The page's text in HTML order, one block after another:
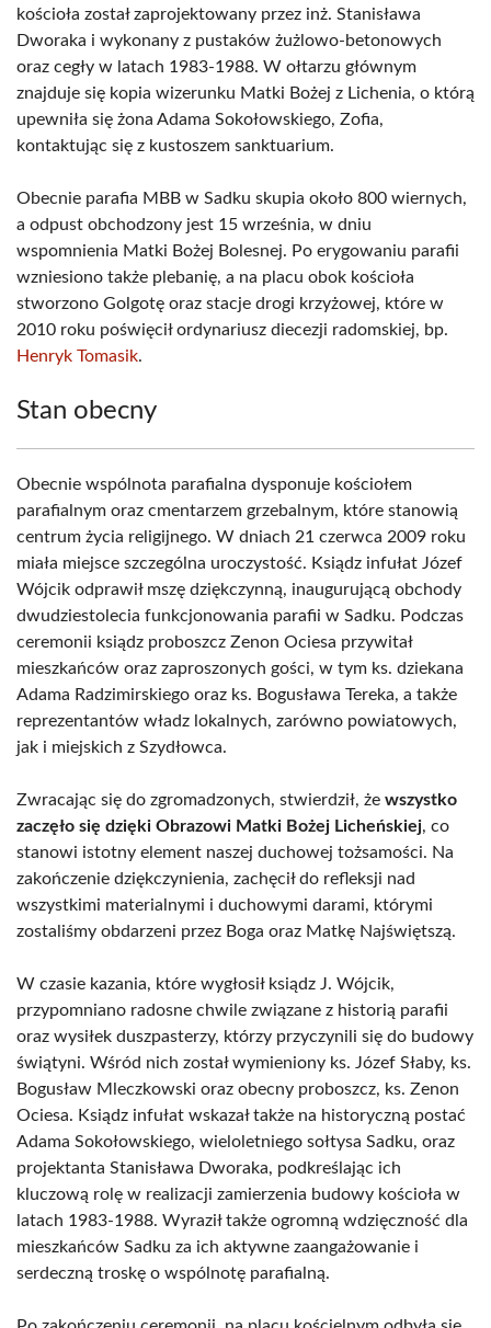
kościoła został zaprojektowany przez inż. Stanisława
Dworaka i wykonany z pustaków żużlowo-betonowych
oraz cegły w latach 1983-1988. W ołtarzu głównym
znajduje się kopia wizerunku Matki Bożej z Lichenia, o którą
upewniła się żona Adama Sokołowskiego, Zofia,
kontaktując się z kustoszem sanktuarium.
Obecnie parafia MBB w Sadku skupia około 800 wiernych,
a odpust obchodzony jest 15 września, w dniu
wspomnienia Matki Bożej Bolesnej. Po erygowaniu parafii
wzniesiono także plebanię, a na placu obok kościoła
stworzono Golgotę oraz stacje drogi krzyżowej, które w
2010 roku poświęcił ordynariusz diecezji radomskiej, bp.
Henryk Tomasik.
Stan obecny
Obecnie wspólnota parafialna dysponuje kościołem
parafialnym oraz cmentarzem grzebalnym, które stanowią
centrum życia religijnego. W dniach 21 czerwca 2009 roku
miała miejsce szczególna uroczystość. Ksiądz infułat Józef
Wójcik odprawił mszę dziękczynną, inaugurującą obchody
dwudziestolecia funkcjonowania parafii w Sadku. Podczas
ceremonii ksiądz proboszcz Zenon Ociesa przywitał
mieszkańców oraz zaproszonych gości, w tym ks. dziekana
Adama Radzimirskiego oraz ks. Bogusława Tereka, a także
reprezentantów władz lokalnych, zarówno powiatowych,
jak i miejskich z Szydłowca.
Zwracając się do zgromadzonych, stwierdził, że wszystko
zaczęło się dzięki Obrazowi Matki Bożej Licheńskiej, co
stanowi istotny element naszej duchowej tożsamości. Na
zakończenie dziękczynienia, zachęcił do refleksji nad
wszystkimi materialnymi i duchowymi darami, którymi
zostaliśmy obdarzeni przez Boga oraz Matkę Najświętszą.
W czasie kazania, które wygłosił ksiądz J. Wójcik,
przypomniano radosne chwile związane z historią parafii
oraz wysiłek duszpasterzy, którzy przyczynili się do budowy
świątyni. Wśród nich został wymieniony ks. Józef Słaby, ks.
Bogusław Mleczkowski oraz obecny proboszcz, ks. Zenon
Ociesa. Ksiądz infułat wskazał także na historyczną postać
Adama Sokołowskiego, wieloletniego sołtysa Sadku, oraz
projektanta Stanisława Dworaka, podkreślając ich
kluczową rolę w realizacji zamierzenia budowy kościoła w
latach 1983-1988. Wyraził także ogromną wdzięczność dla
mieszkańców Sadku za ich aktywne zaangażowanie i
serdeczną troskę o wspólnotę parafialną.